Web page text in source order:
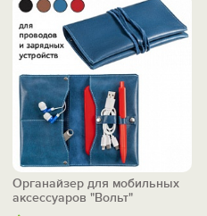
Органайзер для мобильных
аксессуаров "Вольт"